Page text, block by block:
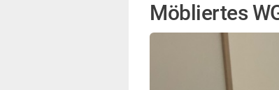
Möbliertes